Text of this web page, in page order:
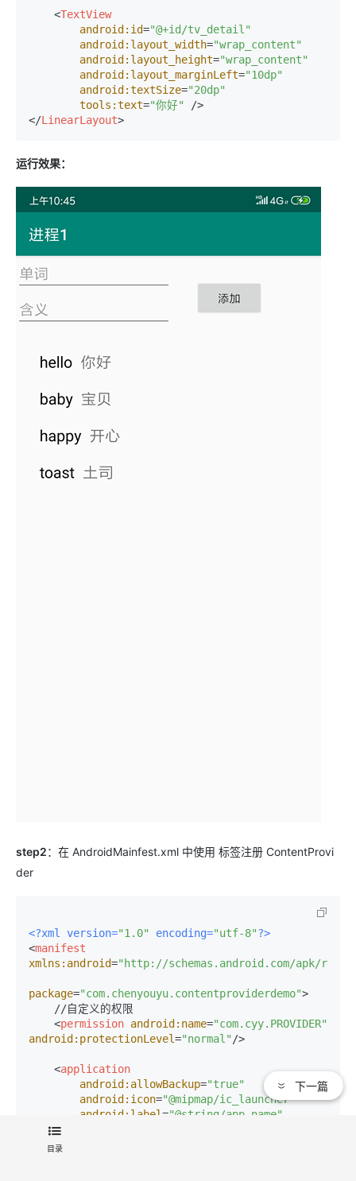
<TextView
android:id="@+id/tv_detail"
android:layout_width="wrap_content"
android:layout_height="wrap_content"
android:layout_marginLeft="10dp"
android:textSize="20dp"
tools:text="你好"
/>
</LinearLayout>
运行效果：
step2：在 AndroidMainfest.xml 中使用 标签注册 ContentProvi
der
<?xml version="1.0" encoding="utf-8"?>
<manifest
xmlns:android="http://schemas.android.com/apk/res/
package="com.chenyouyu.contentproviderdemo">
<permission android:name="com.cyy.PROVIDER"
android:protectionLevel="normal" />
<application
android:allowBackup="true"
android:icon="@mipmap/ic_launcher"
android:label="@string/app_name"
android:roundIcon
目录
下一篇